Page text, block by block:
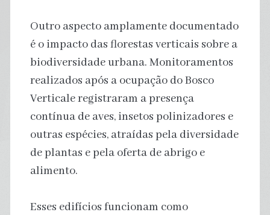
Outro aspecto amplamente documentado
é o impacto das florestas verticais sobre a
biodiversidade urbana. Monitoramentos
realizados após a ocupação do Bosco
Verticale registraram a presença
contínua de aves, insetos polinizadores e
outras espécies, atraídas pela diversidade
de plantas e pela oferta de abrigo e
alimento.
Esses edifícios funcionam como